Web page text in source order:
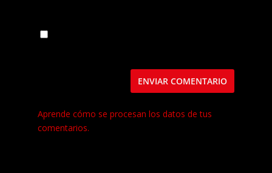
Aprende cómo se procesan los datos de tus
comentarios.